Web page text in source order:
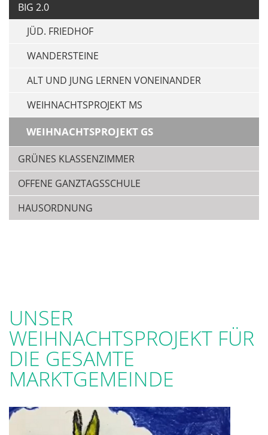
BIG 2.0
JÜD. FRIEDHOF
WANDERSTEINE
ALT UND JUNG LERNEN VONEINANDER
WEIHNACHTSPROJEKT MS
WEIHNACHTSPROJEKT GS
GRÜNES KLASSENZIMMER
OFFENE GANZTAGSSCHULE
HAUSORDNUNG
UNSER
WEIHNACHTSPROJEKT FÜR
DIE GESAMTE
MARKTGEMEINDE